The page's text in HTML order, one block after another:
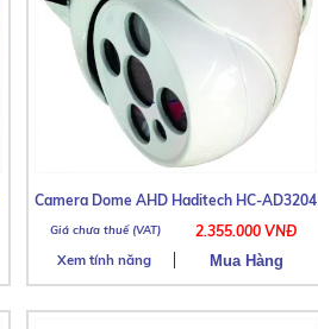
Camera Dome AHD Haditech HC-AD3204
2.355.000 VNĐ
Xem tính năng